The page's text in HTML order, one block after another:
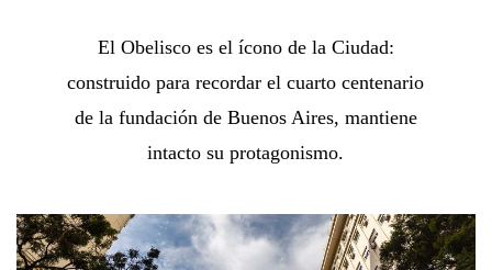
El Obelisco es el ícono de la Ciudad:
construido para recordar el cuarto centenario
de la fundación de Buenos Aires, mantiene
intacto su protagonismo.